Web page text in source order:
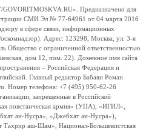
Предназначено для
СМИ Эл № 77-64961 от 04 марта 2016
в сфере связи, информационных
Адрес: 123298, Москва, ул. 3-я
Общество с ограниченной ответственностью
дом 12, пом. 22). Доменное имя сайта
– Российская Федерация и
Главный редактор Бабаян Роман
Номер телефона: +7 (495) 950-62-26
запрещенные в Российской
повстанческая армия» (УПА), «ИГИЛ»,
ан-Нусра», «Джебхат ан-Нусра»),
Тахрир аш-Шам», Национал-Большевистская